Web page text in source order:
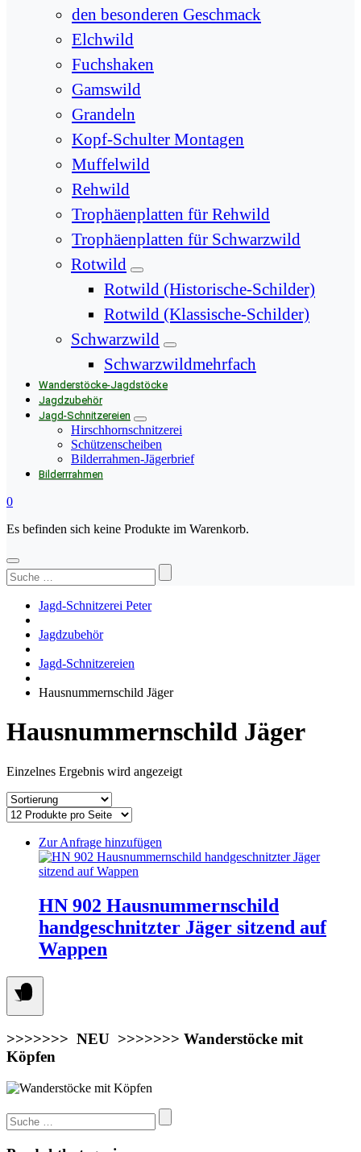
den besonderen Geschmack
Elchwild
Fuchshaken
Gamswild
Grandeln
Kopf-Schulter Montagen
Muffelwild
Rehwild
Trophäenplatten für Rehwild
Trophäenplatten für Schwarzwild
Rotwild
Rotwild (Historische-Schilder)
Rotwild (Klassische-Schilder)
Schwarzwild
Schwarzwildmehrfach
Wanderstöcke-Jagdstöcke
Jagdzubehör
Jagd-Schnitzereien
Hirschhornschnitzerei
Schützenscheiben
Bilderrahmen-Jägerbrief
Bilderrrahmen
0
Es befinden sich keine Produkte im Warenkorb.
Suchen
nach:
Jagd-Schnitzerei Peter
Jagdzubehör
Jagd-Schnitzereien
Hausnummernschild Jäger
Hausnummernschild Jäger
Einzelnes Ergebnis wird angezeigt
Zur Anfrage hinzufügen
HN 902 Hausnummernschild
handgeschnitzter Jäger sitzend auf
Wappen
>>>>>>> NEU >>>>>>> Wanderstöcke mit
Köpfen
Suchen
nach: